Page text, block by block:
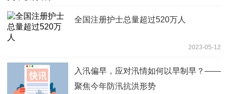
全国注册护士总量超过520万人
2023-05-12
入汛偏早，应对汛情如何以早制早？——
聚焦今年防汛抗洪形势